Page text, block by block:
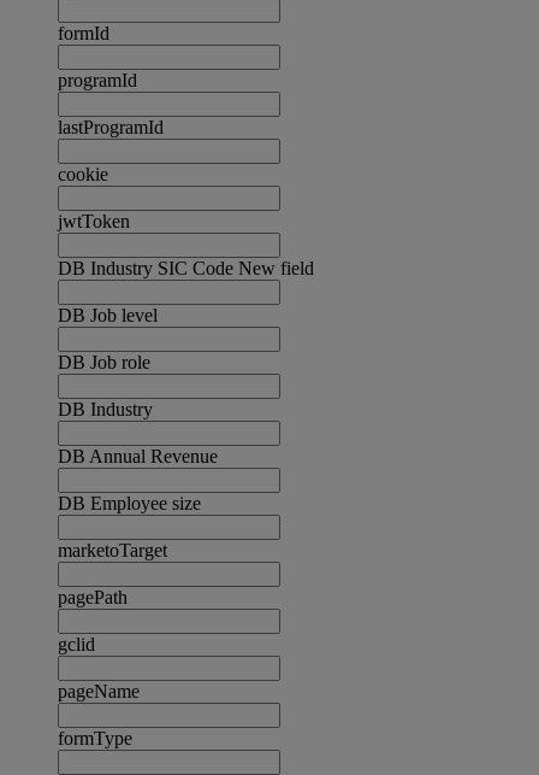
formId
programId
lastProgramId
cookie
jwtToken
DB Industry SIC Code New field
DB Job level
DB Job role
DB Industry
DB Annual Revenue
DB Employee size
marketoTarget
pagePath
gclid
pageName
formType